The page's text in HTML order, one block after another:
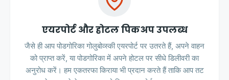
एयरपोर्ट और होटल पिकअप उपलब्ध
जैसे ही आप पोडगोरिका गोलुबोव्स्की एयरपोर्ट पर उतरते हैं, अपने वाहन
को प्राप्त करें, या पोडगोरिका में अपने होटल पर सीधे डिलीवरी का
अनुरोध करें। हम एकतरफा किराया भी प्रदान करते हैं ताकि आप तट